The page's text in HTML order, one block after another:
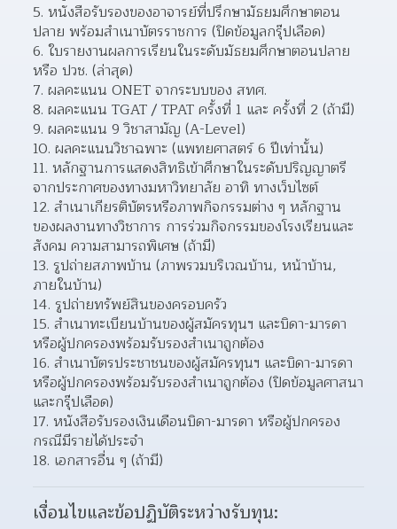
5. หนังสือรับรองของอาจารย์ที่ปรึกษามัธยมศึกษาตอน
ปลาย พร้อมสำเนาบัตรราชการ (ปิดข้อมูลกรุ๊ปเลือด)
6. ใบรายงานผลการเรียนในระดับมัธยมศึกษาตอนปลาย
หรือ ปวช. (ล่าสุด)
7. ผลคะแนน ONET จากระบบของ สทศ.
8. ผลคะแนน TGAT / TPAT ครั้งที่ 1 และ ครั้งที่ 2 (ถ้ามี)
9. ผลคะแนน 9 วิชาสามัญ (A-Level)
10. ผลคะแนนวิชาฉพาะ (แพทยศาสตร์ 6 ปีเท่านั้น)
11. หลักฐานการแสดงสิทธิเข้าศึกษาในระดับปริญญาตรี
จากประกาศของทางมหาวิทยาลัย อาทิ ทางเว็บไซต์
12. สำเนาเกียรติบัตรหรือภาพกิจกรรมต่าง ๆ หลักฐาน
ของผลงานทางวิชาการ การร่วมกิจกรรมของโรงเรียนและ
สังคม ความสามารถพิเศษ (ถ้ามี)
13. รูปถ่ายสภาพบ้าน (ภาพรวมบริเวณบ้าน, หน้าบ้าน,
ภายในบ้าน)
14. รูปถ่ายทรัพย์สินของครอบครัว
15. สำเนาทะเบียนบ้านของผู้สมัครทุนฯ และบิดา-มารดา
หรือผู้ปกครองพร้อมรับรองสำเนาถูกต้อง
16. สำเนาบัตรประชาชนของผู้สมัครทุนฯ และบิดา-มารดา
หรือผู้ปกครองพร้อมรับรองสำเนาถูกต้อง (ปิดข้อมูลศาสนา
และกรุ๊ปเลือด)
17. หนังสือรับรองเงินเดือนบิดา-มารดา หรือผู้ปกครอง
กรณีมีรายได้ประจำ
18. เอกสารอื่น ๆ (ถ้ามี)
เงื่อนไขและข้อปฏิบัติระหว่างรับทุน: